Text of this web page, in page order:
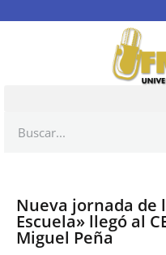
Nueva jornada de
Escuela» llegó al
Miguel Peña